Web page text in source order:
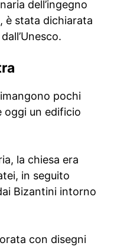
dell’ingegno
è stata dichiarata
pochi
oggi un edificio
la chiesa era
in seguito
Bizantini intorno
con disegni